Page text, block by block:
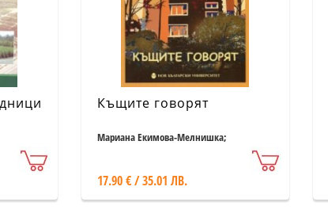
Къщите говорят
Мариана Екимова-Мелнишка;
17.90 € / 35.01 ЛВ.